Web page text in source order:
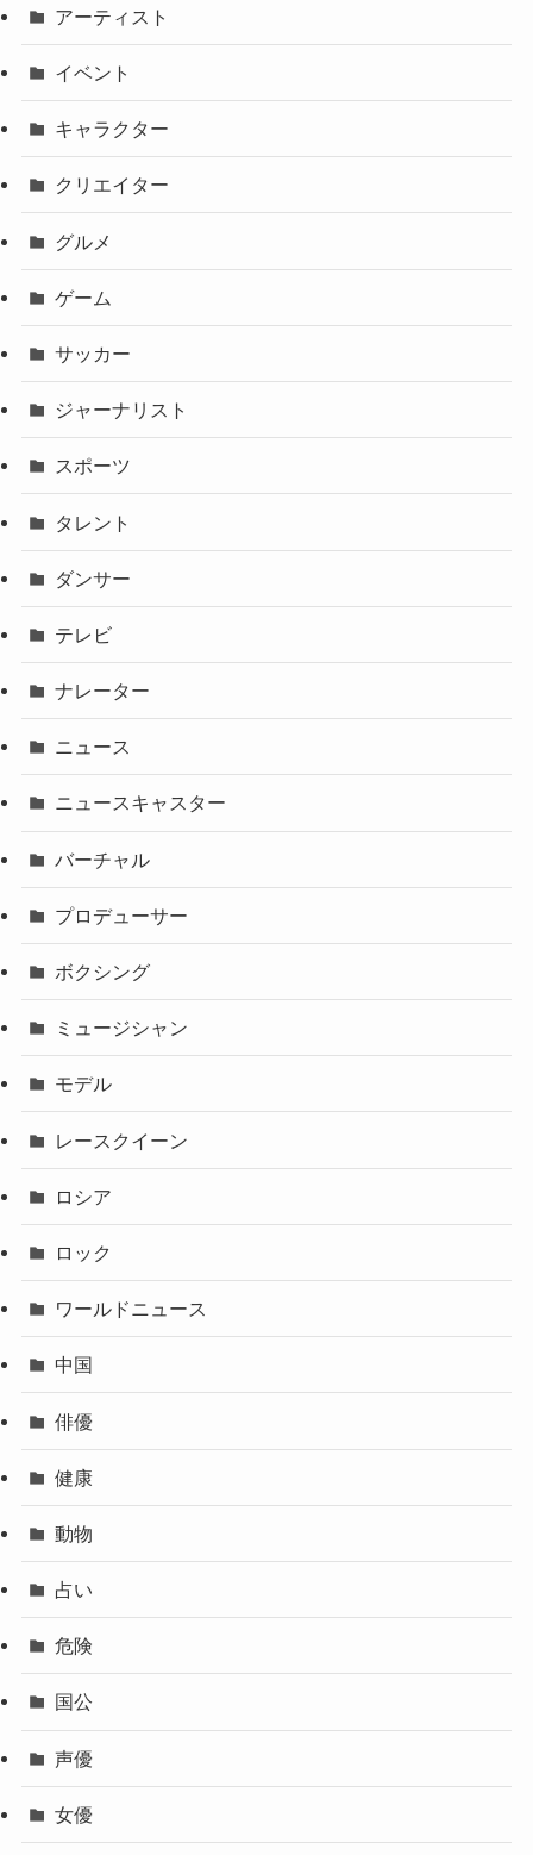
アーティスト
イベント
キャラクター
クリエイター
グルメ
ゲーム
サッカー
ジャーナリスト
スポーツ
タレント
ダンサー
テレビ
ナレーター
ニュース
ニュースキャスター
バーチャル
プロデューサー
ボクシング
ミュージシャン
モデル
レースクイーン
ロシア
ロック
ワールドニュース
中国
俳優
健康
動物
占い
危険
国公
声優
女優